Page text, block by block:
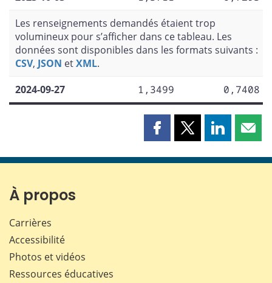
Les renseignements demandés étaient trop
volumineux pour s’afficher dans ce tableau. Les
données sont disponibles dans les formats suivants :
CSV, JSON etXML.
2024-09-27
1,3499 0,7408
Partager
page
Partager
page
Partager
page page
À propos
Carrières
Accessibilité
Photos et vidéos
Ressources éducatives